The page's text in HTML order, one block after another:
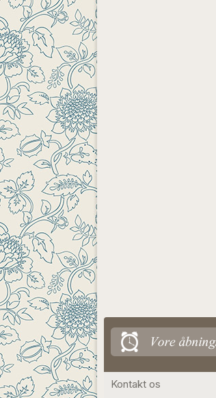
Kontakt os